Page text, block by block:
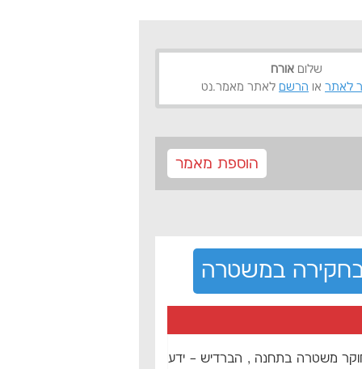
שלום אורח
לאתר או הרשם לאתר מאמר.נט
הוספת מאמר
במשטרה
משטרה בתחנה , הברדיש – ידע